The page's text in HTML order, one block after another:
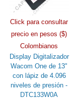
Click para consultar
precio en pesos ($)
Colombianos
Display Digitalizador
Wacom One de 13"
con lápiz de 4.096
niveles de presión -
DTC133W0A